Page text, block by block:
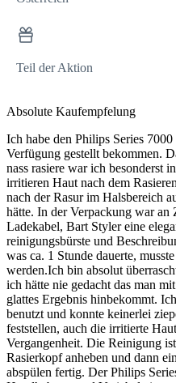
Teil der Aktion
Absolute Kaufempfelung
Ich habe den Philips Series
Verfügung gestellt bekommen.
nass rasiere war ich besonderst
irritieren Haut nach dem
nach der Rasur im Halsbereich
hätte. In der Verpackung war an
Ladekabel, Bart Styler eine
reinigungsbürste und
was ca. 1 Stunde dauerte,
werden.Ich bin absolut
ich hätte nie gedacht das man
glattes Ergebnis hinbekommt.
benutzt und konnte keinerlei
feststellen, auch die irritierte
Vergangenheit. Die Reinigung
Rasierkopf anheben und dann
abspülen fertig. Der Philips